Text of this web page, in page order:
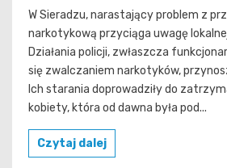
W Sieradzu, narastający problem z
narkotykową przyciąga uwagę
Działania policji, zwłaszcza
się zwalczaniem narkotyków,
Ich starania doprowadziły do
kobiety, która od dawna była pod...
Czytaj dalej